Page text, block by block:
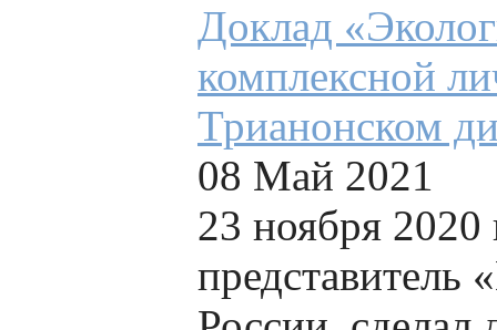
Доклад
комплексной
Трианонском
08 Май 2021
23 ноября